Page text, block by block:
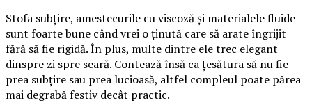
Stofa subțire, amestecurile cu viscoză și materialele fluide
sunt foarte bune când vrei o ținută care să arate îngrijit
fără să fie rigidă. În plus, multe dintre ele trec elegant
dinspre zi spre seară. Contează însă ca țesătura să nu fie
prea subțire sau prea lucioasă, altfel compleul poate părea
mai degrabă festiv decât practic.